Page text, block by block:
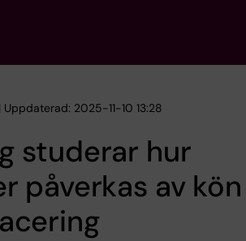
2025-11-10 13:28
studerar hur
påverkas av